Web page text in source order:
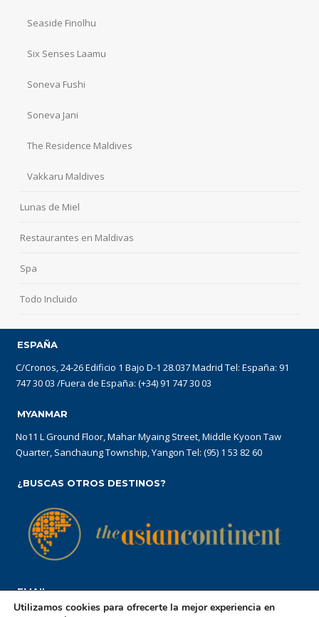
Seaside Finolhu
Six Senses Laamu
Soneva Fushi
Soneva Jani
The Residence Maldives
Vakkaru Maldives
Lunas de Miel
Restaurantes en Maldivas
Spa
Todo Incluido
ESPAÑA
C/Cronos, 24-26 Edificio 1 Bajo D-1 28.037 Madrid Tel: España: 91
747 30 03 /Fuera de España: (+34) 91 747 30 03
MYANMAR
No11 L Ground Floor, Mahar Myaing Street, Middle Kyoon Taw
Quarter, Sanchaung Township, Yangon Tel: (95) 1 53 82 60
¿BUSCAS OTROS DESTINOS?
EMAIL
reservations@theasiancontinent.com
Utilizamos cookies para ofrecerte la mejor experiencia en